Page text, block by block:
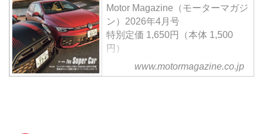
ートを試乗する機会が訪れた。グ
レードはHEVのZとPHEVのRS
で、試乗時にはエンジンや足まわ
りなどの詳細スペックは伏せられ
だ。（Motor Magazine 2025年5月
Motor Magazine（モーターマガジ
ン）2026年4月号
特別定価 1,650円（本体 1,500
円）
＜創刊70周年記念特大号＞
【第一特集】ちょうどいい輸入車
www.motormagazine.co.jp